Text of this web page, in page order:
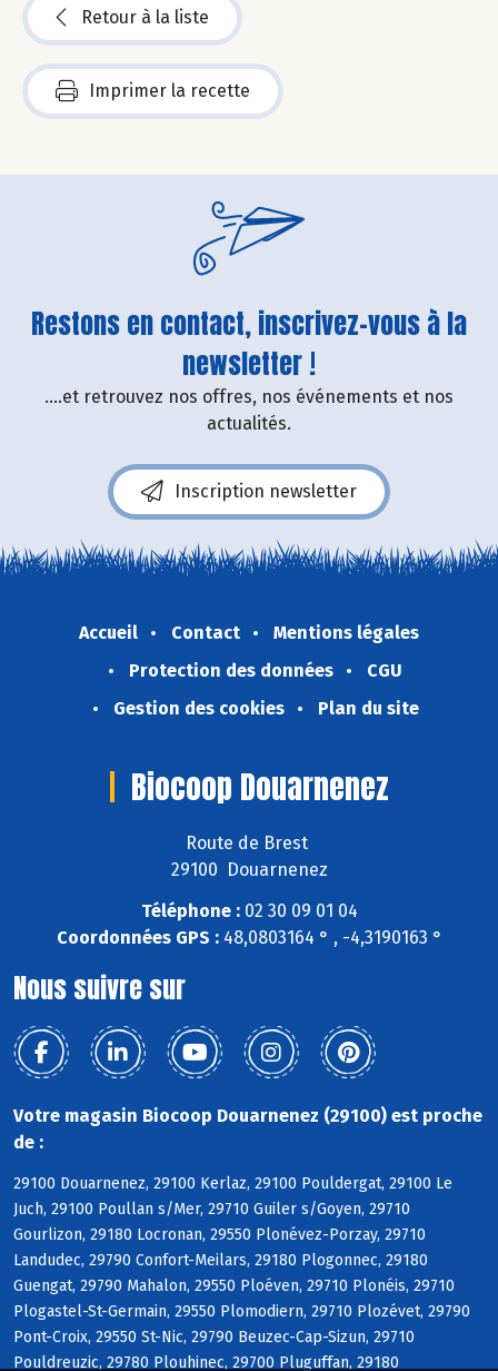
Retour à la liste
Imprimer la recette
Restons en contact, inscrivez-vous à la
newsletter !
....et retrouvez nos offres, nos événements et nos
actualités.
Inscription newsletter
Accueil Contact
Mentions légales
Protection des données
CGU
Gestion des cookies
Plan du site
Biocoop Douarnenez
Route de Brest
29100 Douarnenez
Téléphone :02 30 09 01 04
Coordonnées GPS :48,0803164 ° , -4,3190163 °
Nous suivre sur
Votre magasin Biocoop Douarnenez (29100) est proche
de :
29100 Douarnenez, 29100 Kerlaz, 29100 Pouldergat, 29100 Le
Juch, 29100 Poullan s/Mer, 29710 Guiler s/Goyen, 29710
Gourlizon, 29180 Locronan, 29550 Plonévez-Porzay, 29710
Landudec, 29790 Confort-Meilars, 29180 Plogonnec, 29180
Guengat, 29790 Mahalon, 29550 Ploéven, 29710 Plonéis, 29710
Plogastel-St-Germain, 29550 Plomodiern, 29710 Plozévet, 29790
Pont-Croix, 29550 St-Nic, 29790 Beuzec-Cap-Sizun, 29710
Pouldreuzic, 29780 Plouhinec, 29700 Pluguffan, 29180